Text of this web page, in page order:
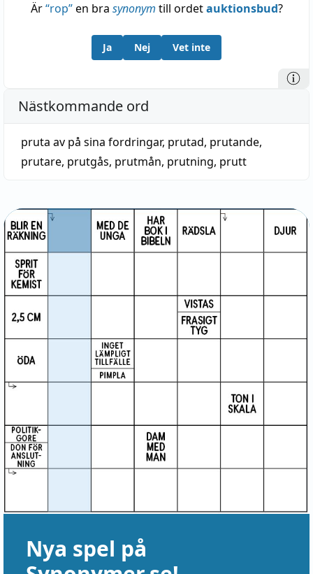
är ordet i svenska möjligen lån från da.; i så fall
ovisst. Växlingen av
-t-o.
sammanhänger i
Är“rop”en bra synonym till ordetauktionsbud?
Ja Nej Vet inte
Nästkommande ord
pruta av på sina fordringar, prutad, prutande,
prutare, prutgås, prutmån, prutning, prutt
Nya spel på